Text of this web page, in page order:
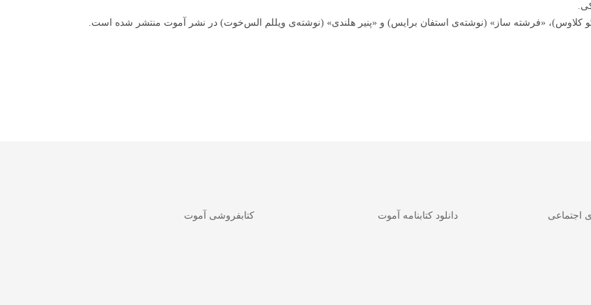
کلاوس)، «فرشته ساز» (نوشته‌ی استفان برایس) و «پنیر هلندی» (نوشته‌ی ویللم الس‌خوت) در نشر آموت منتشر شده است.
اجتماعی دانلود کتابنامه آموت کتابفروشی آموت